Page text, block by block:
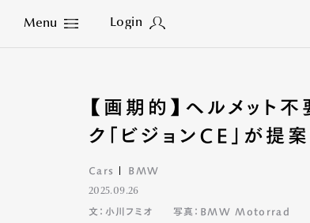
Menu Login
Close
【画期的】ヘルメット
ク「ビジョンCE」が提
Cars BMW
2025.09.26
文：小川フミオ 写真：BMW Motorrad